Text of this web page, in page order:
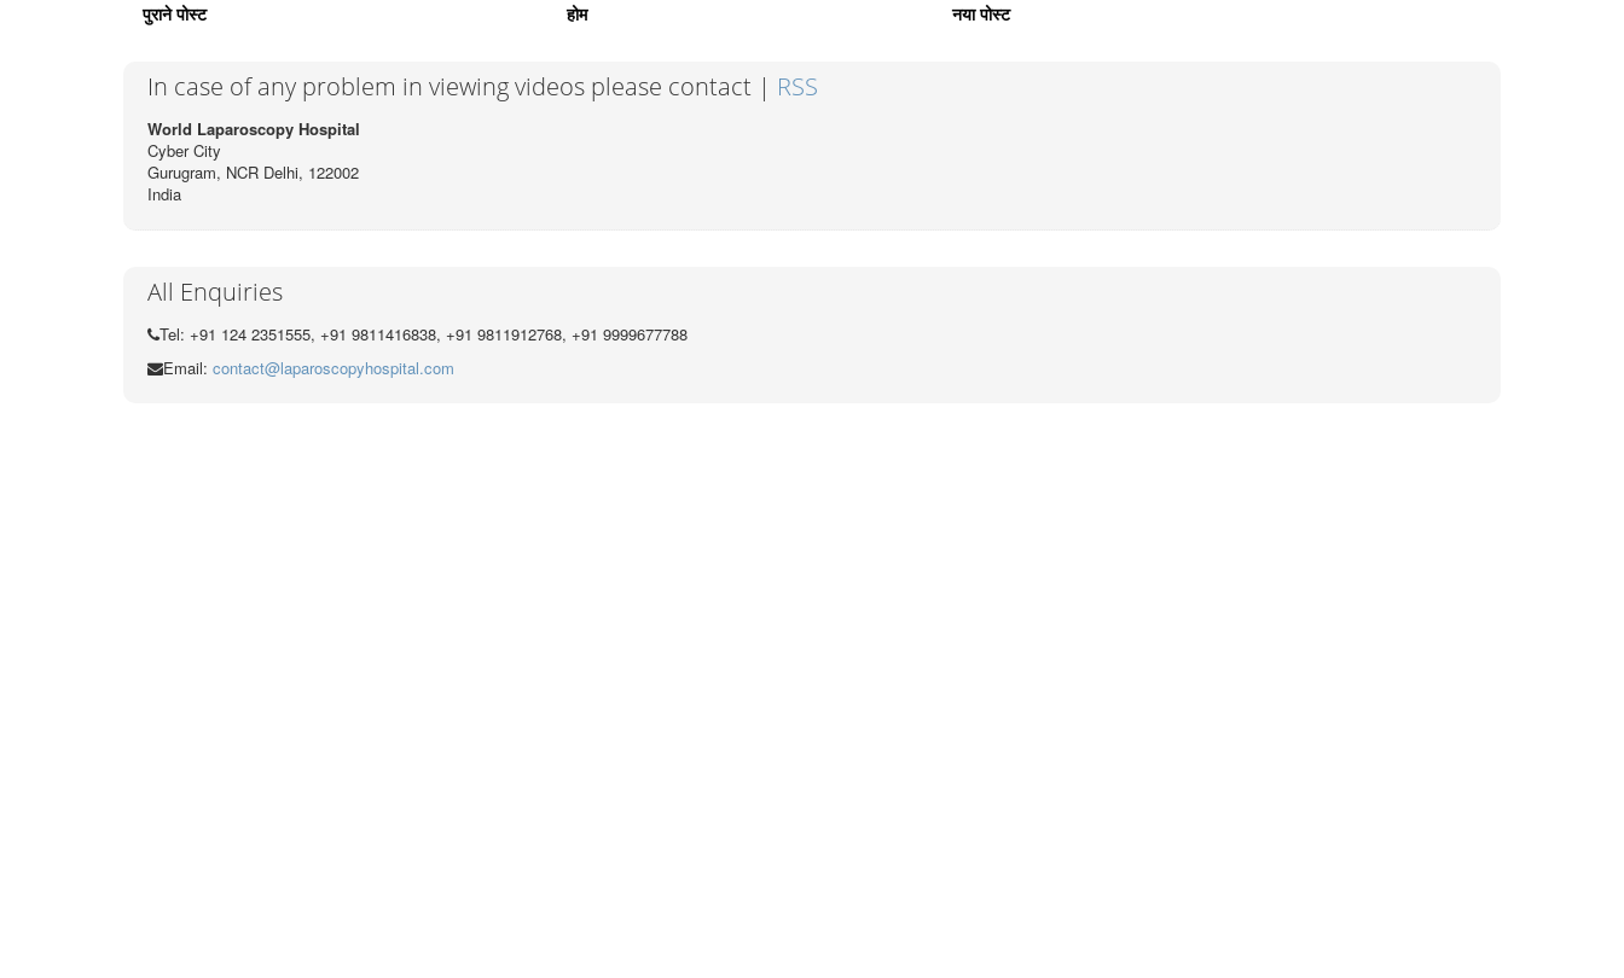
पुराने पोस्ट होम नया पोस्ट
In case of any problem in viewing videos please contact | RSS
World Laparoscopy Hospital
Cyber City
Gurugram, NCR Delhi, 122002
India
All Enquiries
Tel: +91 124 2351555, +91 9811416838, +91 9811912768, +91 9999677788
Email: contact@laparoscopyhospital.com